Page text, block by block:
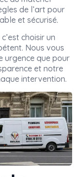
de l’art pour
et sécurisé.
choisir un
Nous vous
urgence que pour
et notre
intervention.